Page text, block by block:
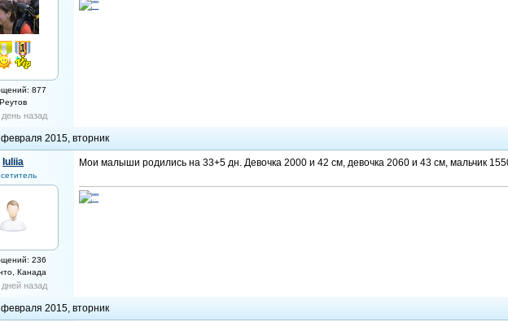
877
Реутов
назад
2015, вторник
Iuliia
236
Канада
назад
Мои малыши родились на 33+5 дн. Девочка 2000 и 42 см, девочка 2060 и 43 см, мальчик
2015, вторник